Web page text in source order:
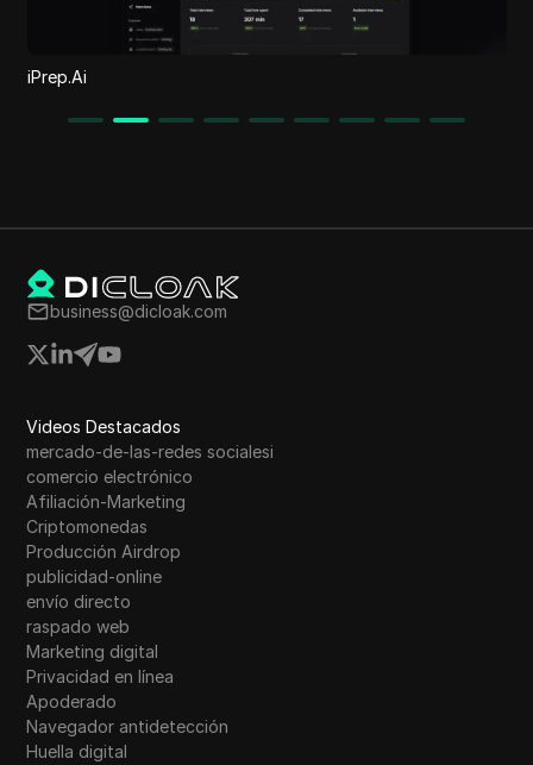
iPrep.Ai
business@dicloak.com
Videos Destacados
mercado-de-las-redes socialesi
comercio electrónico
Afiliación-Marketing
Criptomonedas
Producción Airdrop
publicidad-online
envío directo
raspado web
Marketing digital
Privacidad en línea
Apoderado
Navegador antidetección
Huella digital